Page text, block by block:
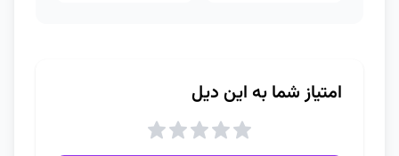
امتیاز شما به این دیل